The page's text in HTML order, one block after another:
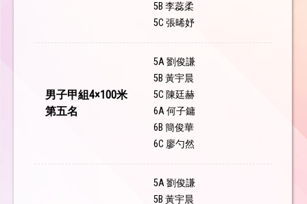
5B 李蕊柔
5C 張晞妤
男子甲組4×100米
第五名
5A 劉俊謙
5B 黃宇晨
5C 陳廷赫
6A 何子鏞
6B 簡俊華
6C 廖勺然
5A 劉俊謙
5B 黃宇晨